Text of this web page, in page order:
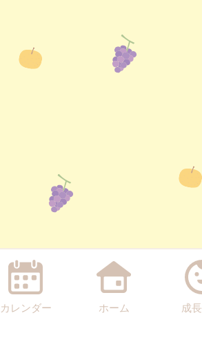
カレンダー ホーム 成